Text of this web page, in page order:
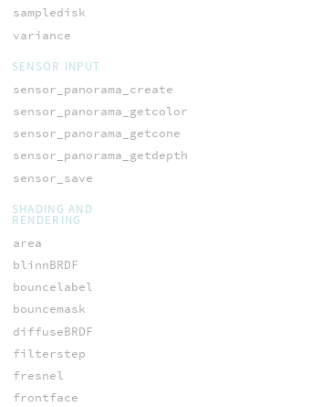
sampledisk
variance
SENSOR INPUT
sensor_panorama_create
sensor_panorama_getcolor
sensor_panorama_getcone
sensor_panorama_getdepth
sensor_save
SHADING AND
RENDERING
area
blinnBRDF
bouncelabel
bouncemask
diffuseBRDF
filterstep
fresnel
frontface